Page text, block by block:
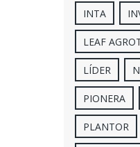
INTA
LEAF
LÍDER
PIONERA
PLANTOR